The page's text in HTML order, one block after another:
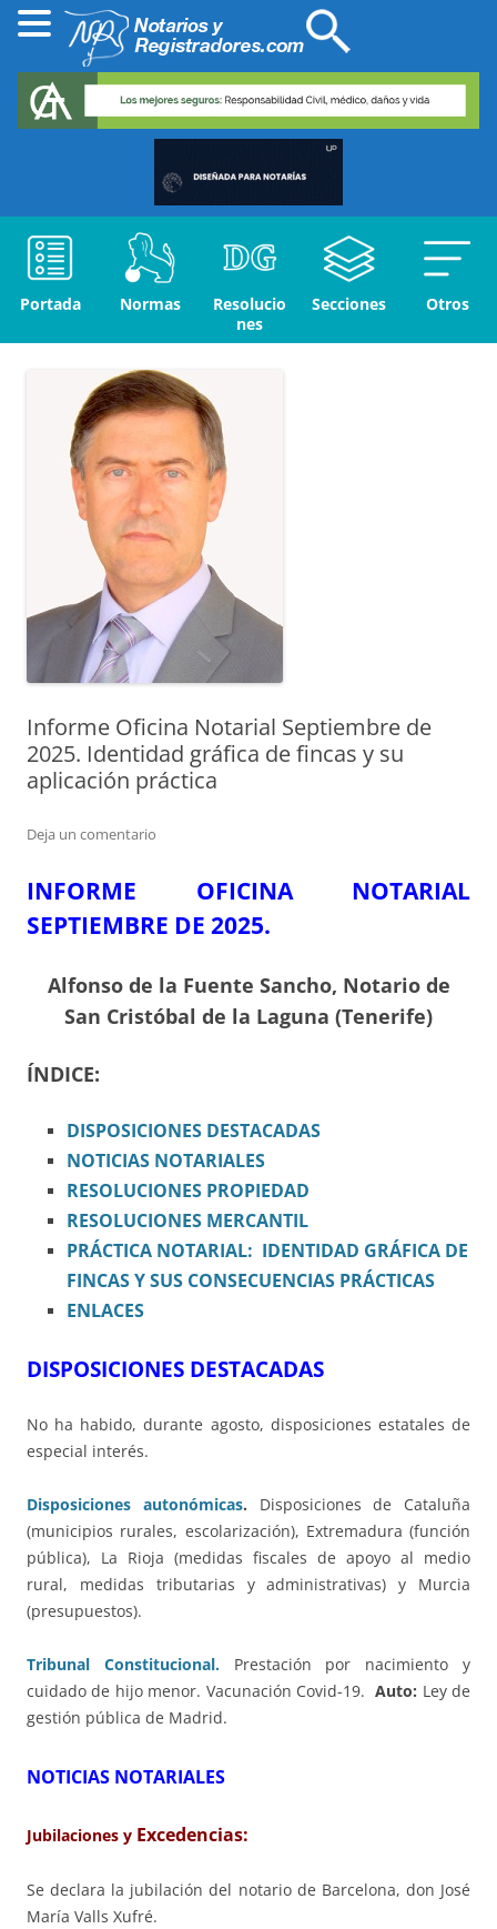
Portada Normas
Resolucio
nes
Secciones Otros
Informe Oficina Notarial Septiembre de
2025. Identidad gráfica de fincas y su
aplicación práctica
Deja un comentario
INFORME OFICINA NOTARIAL
SEPTIEMBRE DE 2025.
Alfonso de la Fuente Sancho, Notario de
San Cristóbal de la Laguna (Tenerife)
ÍNDICE:
DISPOSICIONES DESTACADAS
NOTICIAS NOTARIALES
RESOLUCIONES PROPIEDAD
RESOLUCIONES MERCANTIL
PRÁCTICA NOTARIAL: IDENTIDAD GRÁFICA DE
FINCAS Y SUS CONSECUENCIAS PRÁCTICAS
ENLACES
DISPOSICIONES DESTACADAS
No ha habido, durante agosto, disposiciones estatales de
especial interés.
Disposiciones autonómicas. Disposiciones de Cataluña
(municipios rurales, escolarización), Extremadura (función
pública), La Rioja (medidas fiscales de apoyo al medio
rural, medidas tributarias y administrativas) y Murcia
(presupuestos).
Tribunal Constitucional. Prestación por nacimiento y
cuidado de hijo menor. Vacunación Covid-19.Auto: Ley de
gestión pública de Madrid.
NOTICIAS NOTARIALES
Jubilaciones y Excedencias:
Se declara la jubilación del notario de Barcelona, don José
María Valls Xufré.